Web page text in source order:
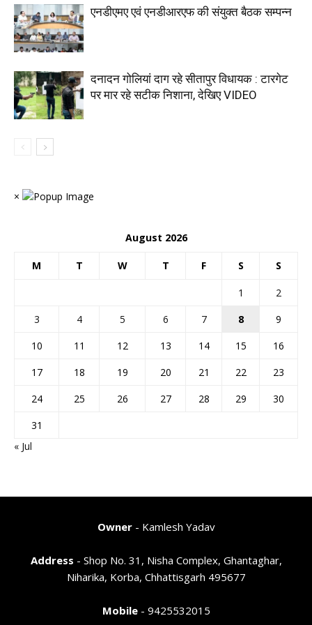
एनडीएमए एवं एनडीआरएफ की संयुक्त बैठक सम्पन्न
दनादन गोलियां दाग रहे सीतापुर विधायक : टारगेट
पर मार रहे सटीक निशाना, देखिए VIDEO
×
August 2026
M T W T F S S
1
2
3
4 5 6 7 8
9
10
11 12 13 14 15
16
17
18 19 20 21 22
23
24
25 26 27 28 29
30
31
« Jul
Owner- Kamlesh Yadav
Address - Shop No. 31, Nisha Complex, Ghantaghar,
Niharika, Korba, Chhattisgarh 495677
Mobile- 9425532015